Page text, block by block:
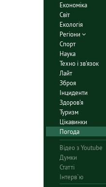
Економіка
Світ
Екологія
Регіони
Спорт
Наука
Техно і зв'язок
Лайт
Зброя
Інциденти
Здоров'я
Туризм
Цікавинки
Погода
Відео з Youtube
Думки
Статті
Інтерв`ю